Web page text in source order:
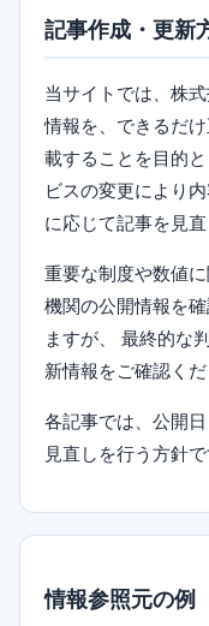
記事作成・更新
当サイトでは、株
情報を、できるだ
載することを目的
ビスの変更により
に応じて記事を見直
重要な制度や数値
機関の公開情報を
ますが、 最終的な
新情報をご確認くだ
各記事では、公開
見直しを行う方針で
情報参照元の例